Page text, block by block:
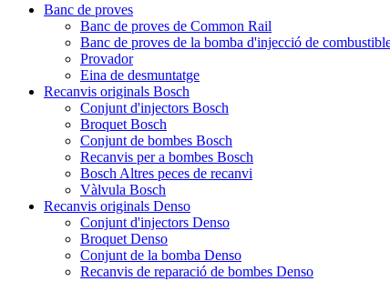
Banc de proves
Banc de proves de Common Rail
Banc de proves de la bomba d'injecció de
Provador
Eina de desmuntatge
Recanvis originals Bosch
Conjunt d'injectors Bosch
Broquet Bosch
Conjunt de bombes Bosch
Recanvis per a bombes Bosch
Bosch Altres peces de recanvi
Vàlvula Bosch
Recanvis originals Denso
Conjunt d'injectors Denso
Broquet Denso
Conjunt de la bomba Denso
Recanvis de reparació de bombes Denso